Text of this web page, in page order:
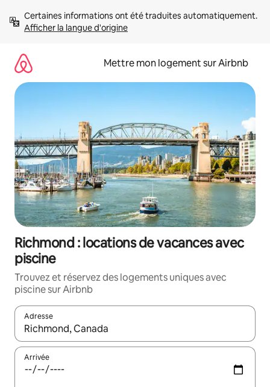
directement
Afficher la langue d'origine
Mettre mon logement sur Airbnb
Richmond : locations de vacances avec
piscine
Trouvez et réservez des logements uniques avec
piscine sur Airbnb
Adresse
Lorsque les résultats s'affichent, utilisez les flèches vers le
Arrivée